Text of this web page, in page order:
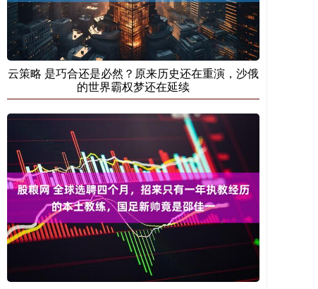
云策略 是巧合还是必然？原来历史还在重演，沙俄
的世界霸权梦还在延续